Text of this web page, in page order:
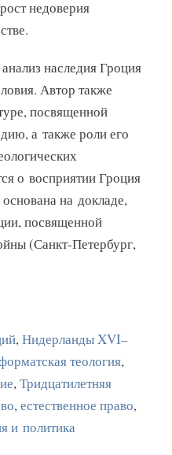
недоверия
наследия Гроция
Автор также
посвященной
а также роли его
о восприятии Гроция
на докладе,
посвященной
(Санкт-Петербург,
,Нидерланды XVI–
теология,
,Тридцатилетняя
,естественное право,
и политика